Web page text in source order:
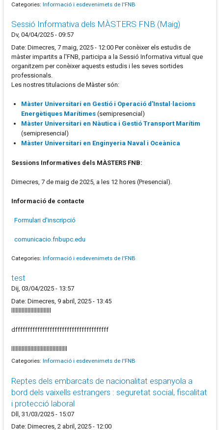
Categories: Informació i esdevenimets de l'FNB
Sessió Informativa dels MÀSTERS FNB (Maig)
Dv, 04/04/2025 - 09:57
Date: Dimecres, 7 maig, 2025 - 12:00 Per conèixer els estudis de
màster impartits a l'FNB, participa a la Sessió Informativa virtual que
organitzem per conèixer aquests estudis i les seves sortides
professionals.
Les nostres titulacions de Màster són:
Màster Universitari en Gestió i Operació d'Instal·lacions
Energètiques Marítimes (semipresencial)
Màster Universitari en Nàutica i Gestió Transport Marítim
(semipresencial)
Màster Universitari en Enginyeria Naval i Oceànica
Sessions Informatives dels MÀSTERS FNB:
Dimecres, 7 de maig de 2025, a les 12 hores (Presencial).
Informació de contacte
Formulari d'inscripció
comunicacio.fnbupc.edu
Categories: Informació i esdevenimets de l'FNB
test
Dij, 03/04/2025 - 13:57
Date: Dimecres, 9 abril, 2025 - 13:45
lllllllllllllllllllllllllll
dffffffffffffffffffffffffffffffffffffff
llllllllllllllllllllllllllllllllllllll
Categories: Informació i esdevenimets de l'FNB
Reptes dels embarcats de nacionalitat espanyola a
bord dels vaixells estrangers : seguretat social, fiscalitat
i protecció laboral
Dll, 31/03/2025 - 15:07
Date: Dimecres, 2 abril, 2025 - 12:00